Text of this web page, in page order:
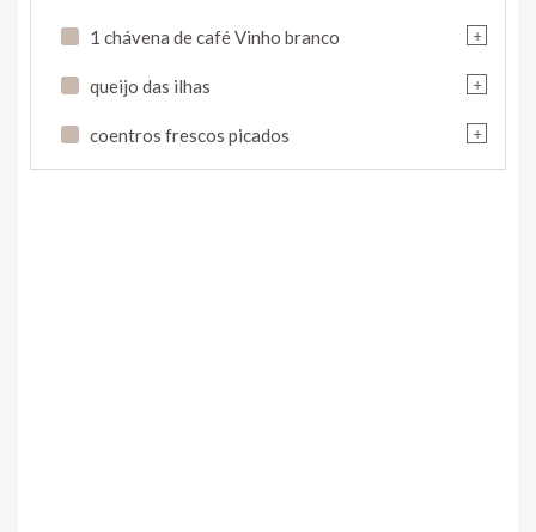
+
1 chávena de café Vinho branco
+
queijo das ilhas
+
coentros frescos picados